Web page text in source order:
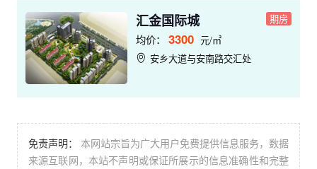
汇金国际城
均价： 3300 元/㎡
安乡大道与安南路交汇处
期房
免责声明：
本网站宗旨为广大用户免费提供信息服务，数据
来源互联网，本站不声明或保证所展示的信息准确性和完整